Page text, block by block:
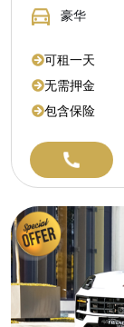
豪华
可租一天
无需押金
包含保险